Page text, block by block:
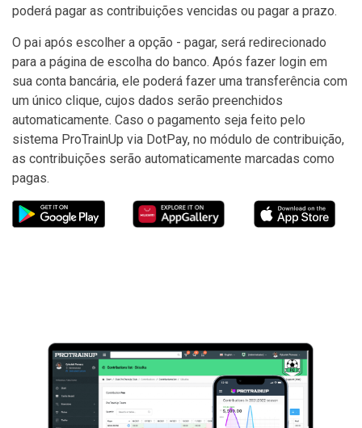
poderá pagar as contribuições vencidas ou pagar a prazo.
O pai após escolher a opção - pagar, será redirecionado
para a página de escolha do banco. Após fazer login em
sua conta bancária, ele poderá fazer uma transferência com
um único clique, cujos dados serão preenchidos
automaticamente. Caso o pagamento seja feito pelo
sistema ProTrainUp via DotPay, no módulo de contribuição,
as contribuições serão automaticamente marcadas como
pagas.